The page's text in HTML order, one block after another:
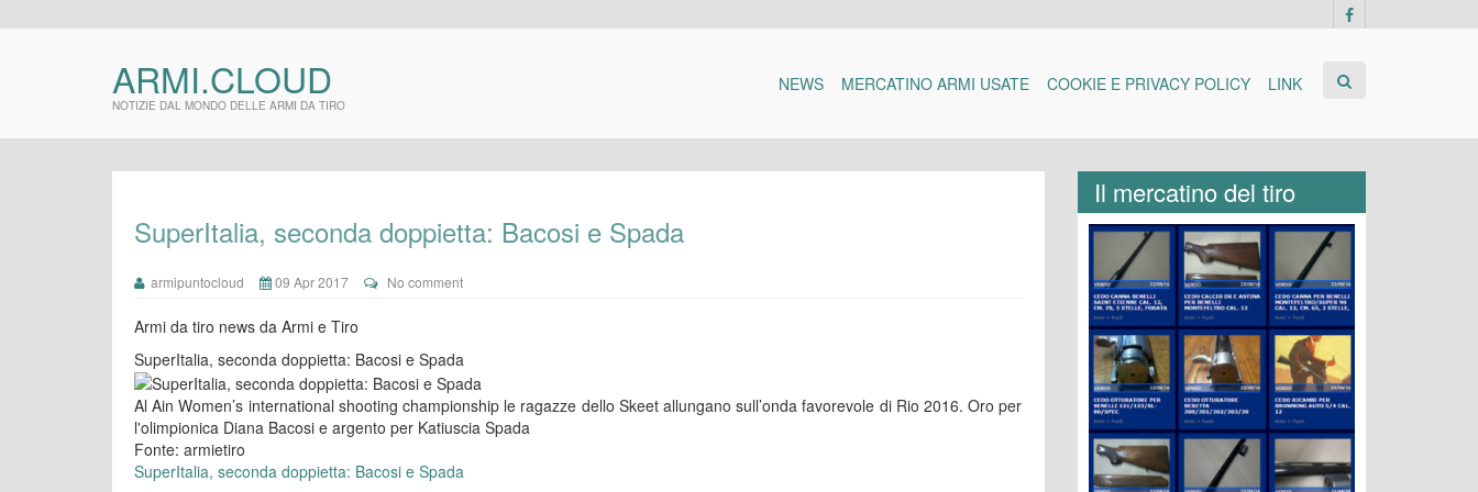
ARMI.CLOUD
NOTIZIE DAL MONDO DELLE ARMI DA TIRO
NEWS MERCATINO ARMI USATE COOKIE E PRIVACY POLICY LINK
SuperItalia, seconda doppietta: Bacosi e Spada
armipuntocloud 09 Apr 2017 No comment
Armi da tiro news da Armi e Tiro
SuperItalia, seconda doppietta: Bacosi e Spada
Al Ain Women’s international shooting championship le ragazze dello Skeet allungano sull’onda favorevole di Rio 2016. Oro per
l'olimpionica Diana Bacosi e argento per Katiuscia Spada
Fonte: armietiro
SuperItalia, seconda doppietta: Bacosi e Spada
Il mercatino del tiro